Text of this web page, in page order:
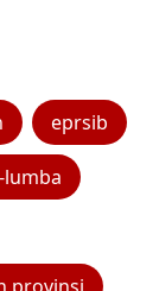
eprsib
lumba